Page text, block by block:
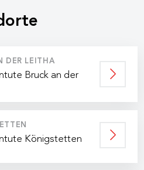
DER LEITHA
Bruck an der
Königstetten